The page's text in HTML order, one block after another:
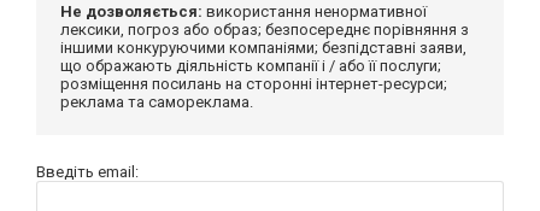
Не дозволяється: використання ненормативної
лексики, погроз або образ; безпосереднє порівняння з
іншими конкуруючими компаніями; безпідставні заяви,
що ображають діяльність компанії і / або її послуги;
розміщення посилань на сторонні інтернет-ресурси;
реклама та самореклама.
Введіть email: